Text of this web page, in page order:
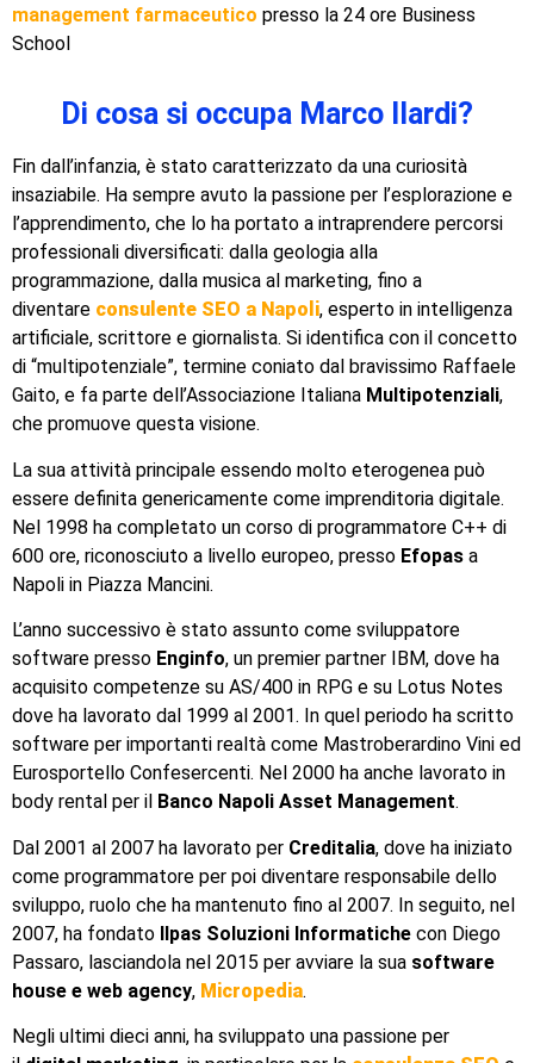
management farmaceutico presso la 24 ore Business
School
Di cosa si occupa Marco Ilardi?
Fin dall’infanzia, è stato caratterizzato da una curiosità
insaziabile. Ha sempre avuto la passione per l’esplorazione e
l’apprendimento, che lo ha portato a intraprendere percorsi
professionali diversificati: dalla geologia alla
programmazione, dalla musica al marketing, fino a
diventare consulente SEO a Napoli, esperto in intelligenza
artificiale, scrittore e giornalista. Si identifica con il concetto
di “multipotenziale”, termine coniato dal bravissimo Raffaele
Gaito, e fa parte dell’Associazione Italiana Multipotenziali,
che promuove questa visione.
La sua attività principale essendo molto eterogenea può
essere definita genericamente come imprenditoria digitale.
Nel 1998 ha completato un corso di programmatore C++ di
600 ore, riconosciuto a livello europeo, presso Efopas a
Napoli in Piazza Mancini.
L’anno successivo è stato assunto come sviluppatore
software presso Enginfo, un premier partner IBM, dove ha
acquisito competenze su AS/400 in RPG e su Lotus Notes
dove ha lavorato dal 1999 al 2001. In quel periodo ha scritto
software per importanti realtà come Mastroberardino Vini ed
Eurosportello Confesercenti. Nel 2000 ha anche lavorato in
body rental per il Banco Napoli Asset Management.
Dal 2001 al 2007 ha lavorato per Creditalia, dove ha iniziato
come programmatore per poi diventare responsabile dello
sviluppo, ruolo che ha mantenuto fino al 2007. In seguito, nel
2007, ha fondato Ilpas Soluzioni Informatiche con Diego
Passaro, lasciandola nel 2015 per avviare la sua software
house e web agency, Micropedia.
Negli ultimi dieci anni, ha sviluppato una passione per